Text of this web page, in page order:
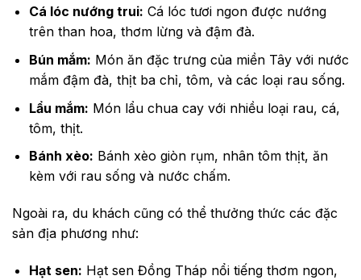
Cá lóc nướng trui: Cá lóc tươi ngon được nướng
trên than hoa, thơm lừng và đậm đà.
Bún mắm: Món ăn đặc trưng của miền Tây với nước
mắm đậm đà, thịt ba chỉ, tôm, và các loại rau sống.
Lẩu mắm: Món lẩu chua cay với nhiều loại rau, cá,
tôm, thịt.
Bánh xèo: Bánh xèo giòn rụm, nhân tôm thịt, ăn
kèm với rau sống và nước chấm.
Ngoài ra, du khách cũng có thể thưởng thức các đặc
sản địa phương như:
Hạt sen: Hạt sen Đồng Tháp nổi tiếng thơm ngon,